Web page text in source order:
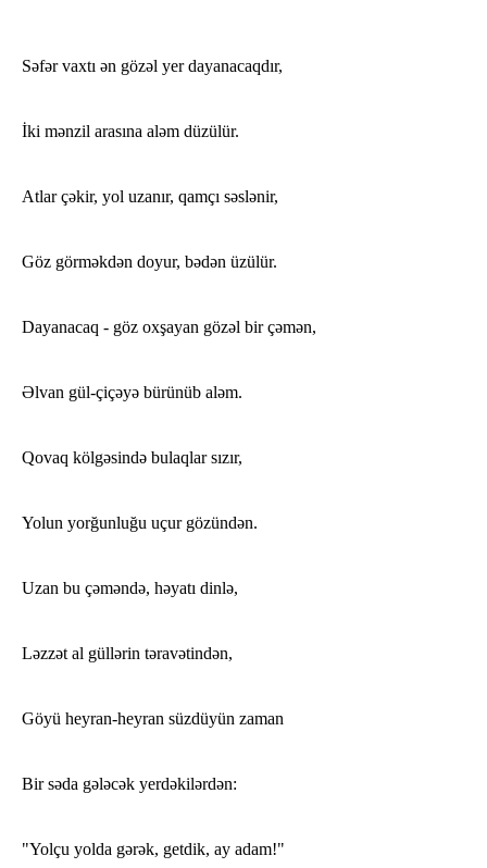
Səfər vaxtı ən gözəl yer dayanacaqdır,
İki mənzil arasına aləm düzülür.
Atlar çəkir, yol uzanır, qamçı səslənir,
Göz görməkdən doyur, bədən üzülür.
Dayanacaq - göz oxşayan gözəl bir çəmən,
Əlvan gül-çiçəyə bürünüb aləm.
Qovaq kölgəsində bulaqlar sızır,
Yolun yorğunluğu uçur gözündən.
Uzan bu çəməndə, həyatı dinlə,
Ləzzət al güllərin təravətindən,
Göyü heyran-heyran süzdüyün zaman
Bir səda gələcək yerdəkilərdən:
"Yolçu yolda gərək, getdik, ay adam!"